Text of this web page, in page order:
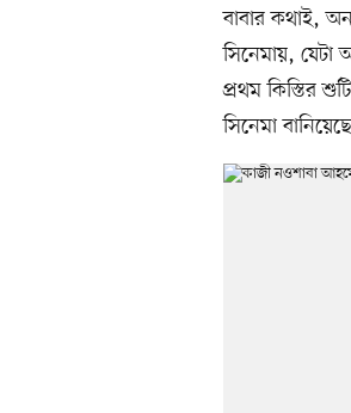
বাবার কথাই,
সিনেমায়, যেটা
প্রথম কিস্তির
সিনেমা